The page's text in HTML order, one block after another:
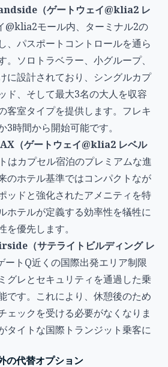
（ゲートウェイ@klia2 レ
@klia2モール内、ターミナル2の
、パスポートコントロールを通ら
。ソロトラベラー、小グループ、
に設計されており、シングルカプ
ド、そして最大3名の大人を収容
客室タイプを提供します。フレキ
3時間から開始可能です。
（ゲートウェイ@klia2 レベル
はカプセル宿泊のプレミアムな進
のホテル基準ではコンパクトなが
ッドと強化されたアメニティを特
ホテルが定義する効率性を犠牲に
優先します。
（サテライトビルディング レ
ートQ近くの国際出発エリア制限
グレとセキュリティを通過した乗
です。これにより、休憩後のため
ェックを受ける必要がなくなりま
イトな国際トランジット乗客に
代替オプション